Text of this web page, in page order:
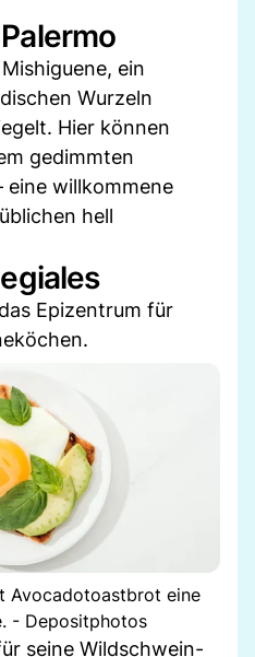
ein
Wurzeln
Hier können
gedimmten
eine willkommene
hell
Epizentrum für
Avocadotoastbrot eine
- Depositphotos
seine Wildschwein-